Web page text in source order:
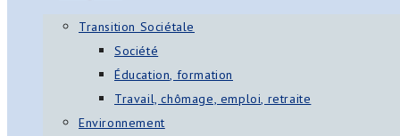
Transition Sociétale
Société
Éducation, formation
Travail, chômage, emploi, retraite
Environnement